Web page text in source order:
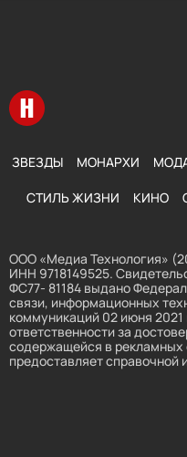
Перейти на главную
ЗВЕЗДЫ МОНАРХИ
СТИЛЬ ЖИЗНИ КИНО
ООО «Медиа Технология»
ИНН 9718149525.
ФС77- 81184 выдано
связи, информационных
коммуникаций 02 июня 2021
ответственности за
содержащейся в рекламных
предоставляет справочной